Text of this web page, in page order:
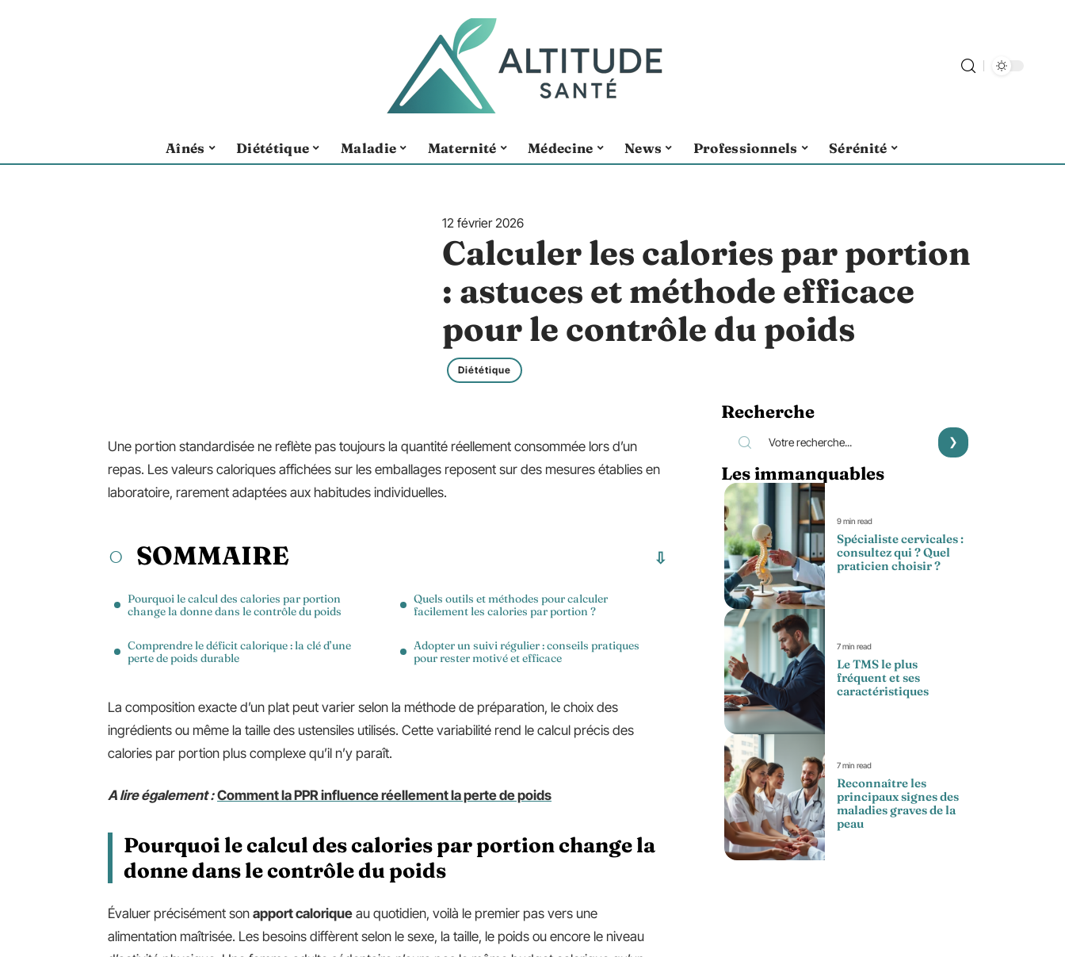
Aînés Diététique Maladie Maternité Médecine News Professionnels Sérénité
12 février 2026
Calculer les calories par portion
: astuces et méthode efficace
pour le contrôle du poids
Diététique
Une portion standardisée ne reflète pas toujours la quantité réellement consommée lors d’un
repas. Les valeurs caloriques affichées sur les emballages reposent sur des mesures établies en
laboratoire, rarement adaptées aux habitudes individuelles.
SOMMAIRE
Pourquoi le calcul des calories par portion
change la donne dans le contrôle du poids
Comprendre le déficit calorique : la clé d’une
perte de poids durable
Quels outils et méthodes pour calculer
facilement les calories par portion ?
Adopter un suivi régulier : conseils pratiques
pour rester motivé et efficace
La composition exacte d’un plat peut varier selon la méthode de préparation, le choix des
ingrédients ou même la taille des ustensiles utilisés. Cette variabilité rend le calcul précis des
calories par portion plus complexe qu’il n’y paraît.
A lire également : Comment la PPR influence réellement la perte de poids
Pourquoi le calcul des calories par portion change la
donne dans le contrôle du poids
Évaluer précisément son apport calorique au quotidien, voilà le premier pas vers une
alimentation maîtrisée. Les besoins diffèrent selon le sexe, la taille, le poids ou encore le niveau
Recherche
Les immanquables
9 min read
Spécialiste cervicales :
consultez qui ? Quel
praticien choisir ?
7 min read
Le TMS le plus
fréquent et ses
caractéristiques
7 min read
Reconnaître les
principaux signes des
maladies graves de la
peau